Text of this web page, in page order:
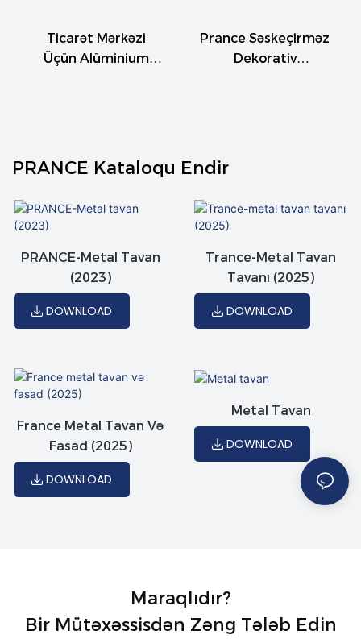
Ticarət Mərkəzi
Üçün Alüminium
Prance Səskeçirməz
Dekorativ
PRANCE Kataloqu Endir
PRANCE-Metal Tavan
(2023)
DOWNLOAD
Trance-Metal Tavan
Tavanı (2025)
DOWNLOAD
France Metal Tavan Və
Fasad (2025)
DOWNLOAD
Metal Tavan
DOWNLOAD
Maraqlıdır?
Bir Mütəxəssisdən Zəng Tələb Edin